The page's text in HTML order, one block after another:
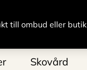
till ombud eller butik
Skovård